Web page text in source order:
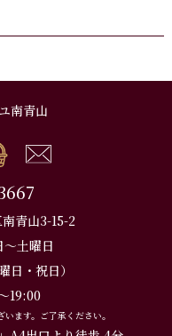
南青山
青山3-15-2
土曜日
日・祝日）
19:00
ます。ご了承ください。